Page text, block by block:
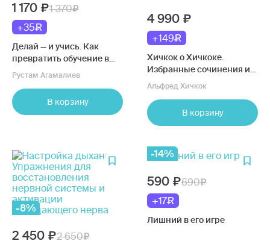
1 170
1 370
+35
Делай — и учись. Как
превратить обучение в
управляемую систему
Рустам Агамалиев
В корзину
4 990
+149
Хичкок о Хичкоке.
Избранные сочинения и
интервью в двух томах.
Альфред Хичкок
В корзину
-8%
2 450
2 650
-14%
590
690
+17
Лишний в его игре